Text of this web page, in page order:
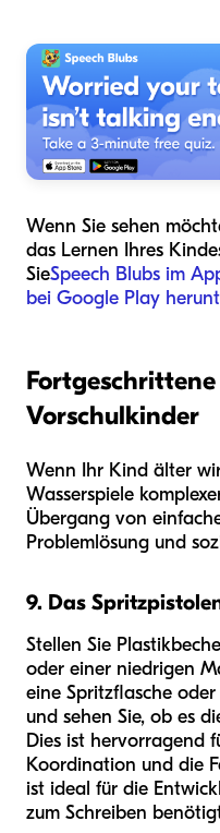
Wenn Sie sehen
das Lernen Ihres
SieSpeech Blubs im
bei Google Play
Vorschulkinder
Wenn Ihr Kind älter
Wasserspiele
Übergang von
Problemlösung und
9. Das
Stellen Sie
oder einer niedrigen
eine Spritzflasche
und sehen Sie, ob es
Dies ist hervorragend
Koordination und die
ist ideal für die
zum Schreiben